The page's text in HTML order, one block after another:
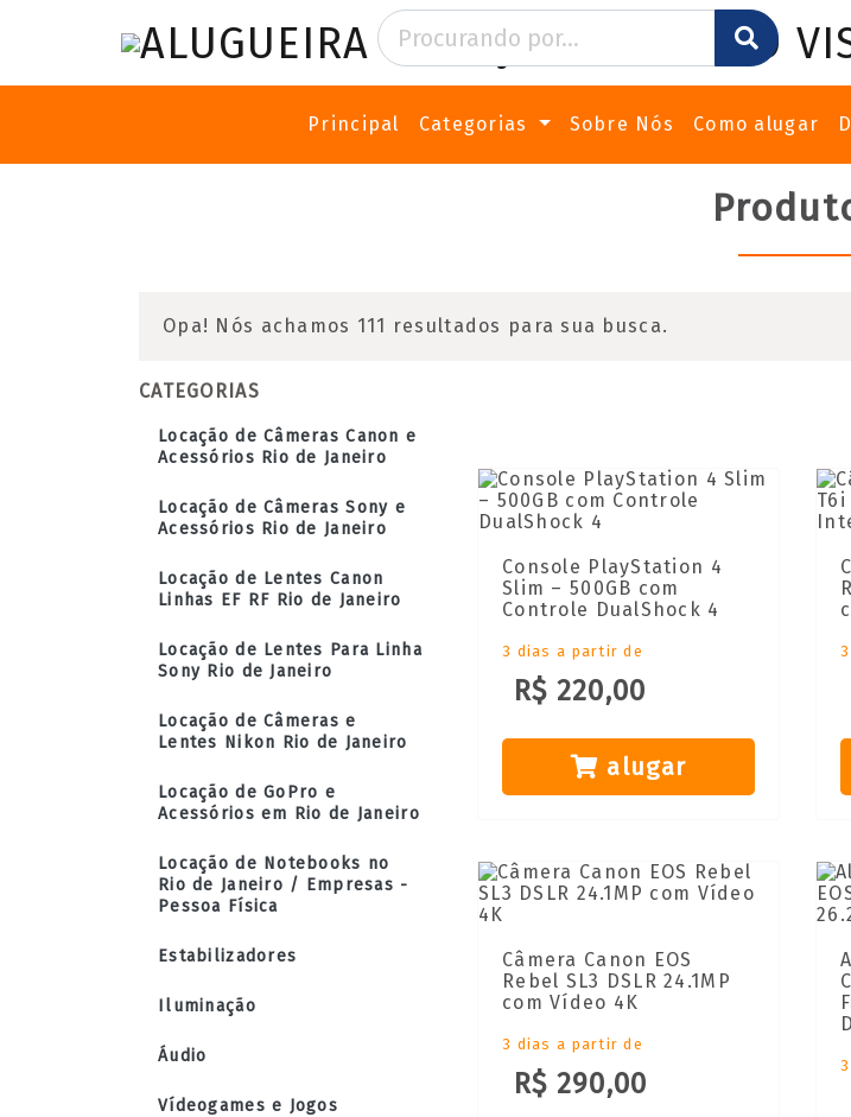
Principal Categorias Sobre Nós Como alugar
Opa! Nós achamos 111 resultados para sua busca.
CATEGORIAS
Locação de Câmeras Canon e
Acessórios Rio de Janeiro
Locação de Câmeras Sony e
Acessórios Rio de Janeiro
Locação de Lentes Canon
Linhas EF RF Rio de Janeiro
Locação de Lentes Para Linha
Sony Rio de Janeiro
Locação de Câmeras e
Lentes Nikon Rio de Janeiro
Locação de GoPro e
Acessórios em Rio de Janeiro
Locação de Notebooks no
Rio de Janeiro / Empresas -
Pessoa Física
Estabilizadores
Iluminação
Áudio
Vídeogames e Jogos
Console PlayStation 4
Slim – 500GB com
Controle DualShock 4
3 dias a partir de
R$ 220,00
alugar
Câmera Canon EOS
Rebel SL3 DSLR 24.1MP
com Vídeo 4K
3 dias a partir de
R$ 290,00